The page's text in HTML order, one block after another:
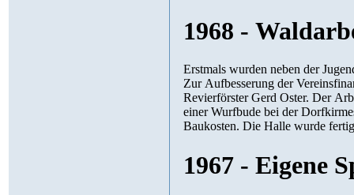
1968 -
Erstmals wurden neben der Jugend- und der Seniorenmannschaft auch zwei
Zur Aufbesserung der Vereinsfinanzen übernahmen die Klub-Mitglieder Waldarbeiten unter der Leitung von
Revierförster Gerd Oster. Der Arbeitseinsatz erbrachte den stattlichen Betrag von DM 1000,--. Das Betreiben
einer Wurfbude bei der Dorfkirmes verschaffte dem
Baukosten.
1967 - Eigene